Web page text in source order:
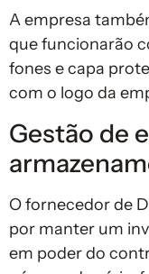
A empresa
que funcionarão
fones e capa
com o logo da
Gestão de
O fornecedor de
por manter um
em poder do